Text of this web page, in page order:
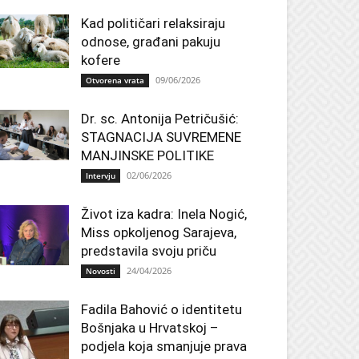
Kad političari relaksiraju
odnose, građani pakuju
kofere
Otvorena vrata 09/06/2026
Dr. sc. Antonija Petričušić:
STAGNACIJA SUVREMENE
MANJINSKE POLITIKE
Intervju 02/06/2026
Život iza kadra: Inela Nogić,
Miss opkoljenog Sarajeva,
predstavila svoju priču
Novosti 24/04/2026
Fadila Bahović o identitetu
Bošnjaka u Hrvatskoj –
podjela koja smanjuje prava